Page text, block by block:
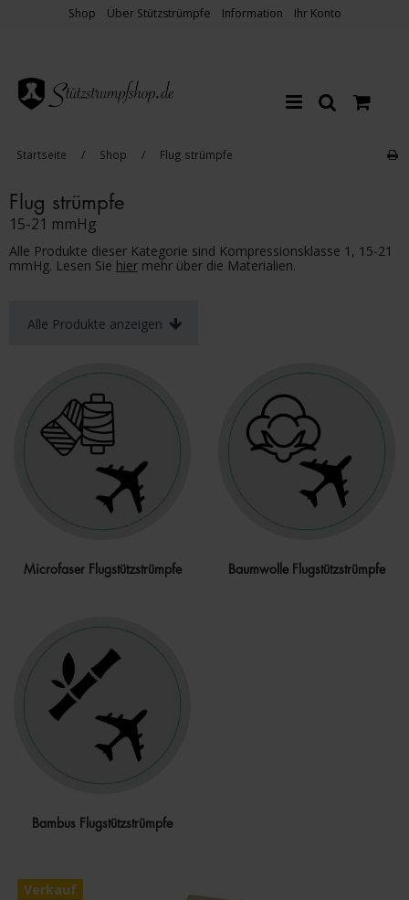
Shop Über Stützstrümpfe Information Ihr Konto
Startseite / Shop / Flug strümpfe
Flug strümpfe
15-21 mmHg
Alle Produkte dieser Kategorie sind Kompressionsklasse 1, 15-21
mmHg. Lesen Sie hier mehr über die Materialien.
Alle Produkte anzeigen
Microfaser Flugstützstrümpfe Baumwolle Flugstützstrümpfe
Bambus Flugstützstrümpfe
Verkauf